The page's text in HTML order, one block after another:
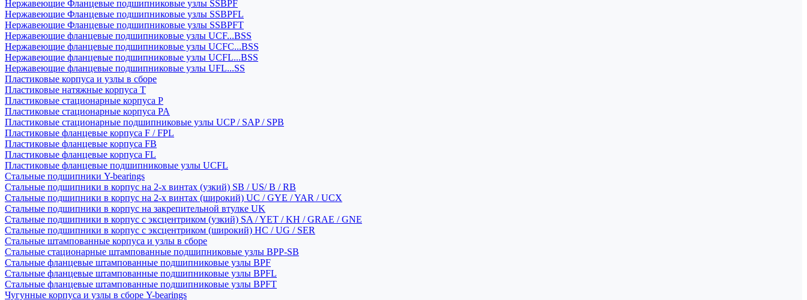
Нержавеющие Фланцевые подшипниковые узлы SSBPF
Нержавеющие Фланцевые подшипниковые узлы SSBPFL
Нержавеющие Фланцевые подшипниковые узлы SSBPFT
Нержавеющие фланцевые подшипниковые узлы UCF...BSS
Нержавеющие фланцевые подшипниковые узлы UCFC...BSS
Нержавеющие фланцевые подшипниковые узлы UCFL...BSS
Нержавеющие фланцевые подшипниковые узлы UFL...SS
Пластиковые корпуса и узлы в сборе
Пластиковые натяжные корпуса T
Пластиковые стационарные корпуса P
Пластиковые стационарные корпуса PA
Пластиковые стационарные подшипниковые узлы UCP / SAP / SPB
Пластиковые фланцевые корпуса F / FPL
Пластиковые фланцевые корпуса FB
Пластиковые фланцевые корпуса FL
Пластиковые фланцевые подшипниковые узлы UCFL
Стальные подшипники Y-bearings
Стальные подшипники в корпус на 2-х винтах (узкий) SB / US/ B / RB
Стальные подшипники в корпус на 2-х винтах (широкий) UC / GYE / YAR / UCX
Стальные подшипники в корпус на закрепительной втулке UK
Стальные подшипники в корпус с эксцентриком (узкий) SA / YET / KH / GRAE / GNE
Стальные подшипники в корпус с эксцентриком (широкий) HC / UG / SER
Стальные штампованные корпуса и узлы в сборе
Стальные стационарные штампованные подшипниковые узлы BPP-SB
Стальные фланцевые штампованные подшипниковые узлы BPF
Стальные фланцевые штампованные подшипниковые узлы BPFL
Стальные фланцевые штампованные подшипниковые узлы BPFT
Чугунные корпуса и узлы в сборе Y-bearings